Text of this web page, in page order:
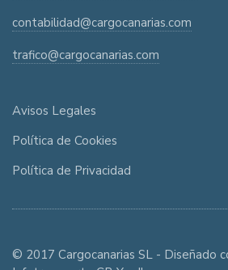
contabilidad@cargocanarias.com
trafico@cargocanarias.com
Avisos Legales
Política de Cookies
Política de Privacidad
© 2017 Cargocanarias SL - Diseñado